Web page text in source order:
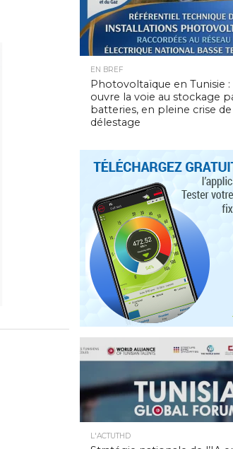
EN BREF
Photovoltaïque en Tunisie :
ouvre la voie au stockage
batteries, en pleine crise de
délestage
L'ACTUTHD